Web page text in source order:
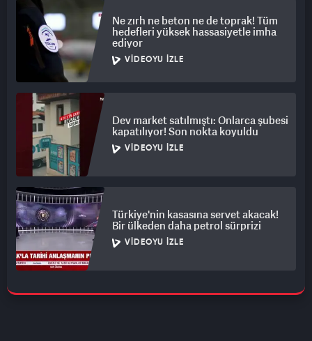
Ne zırh ne beton ne de toprak! Tüm
hedefleri yüksek hassasiyetle imha
ediyor
VIDEOYU İZLE
Dev market satılmıştı: Onlarca şubesi
kapatılıyor! Son nokta koyuldu
VIDEOYU İZLE
Türkiye'nin kasasına servet akacak!
Bir ülkeden daha petrol sürprizi
VIDEOYU İZLE